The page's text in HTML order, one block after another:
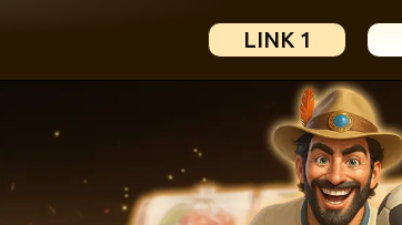
LINK 1